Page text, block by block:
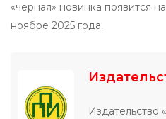
«черная» новинка появится
ноябре 2025 года.